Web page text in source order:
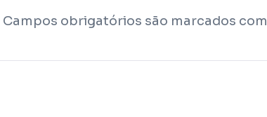
Campos obrigatórios são marcados com